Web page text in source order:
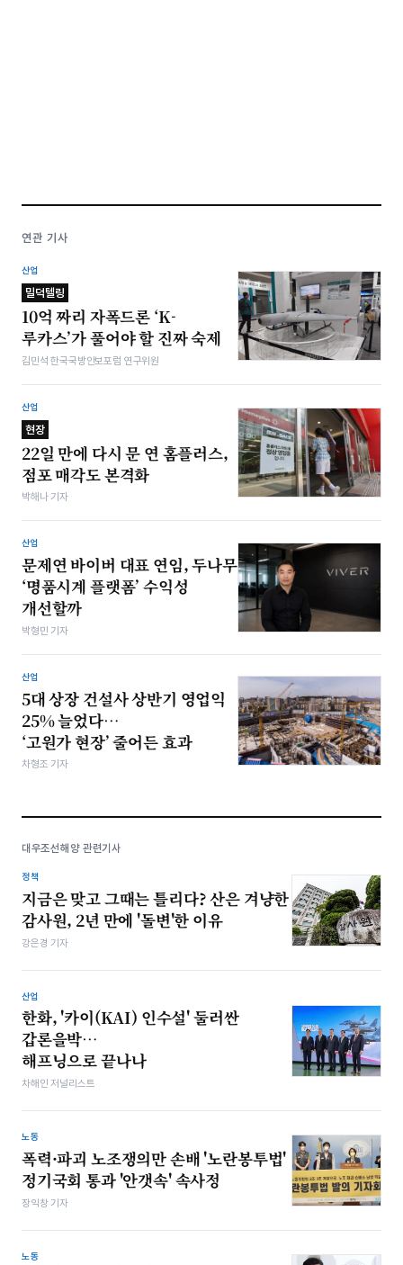
연관 기사
산업
밀덕텔링
10억 짜리 자폭드론 ‘K-
루카스’가 풀어야 할 진짜 숙제
김민석 한국국방안보포럼 연구위원
산업
현장
22일 만에 다시 문 연 홈플러스,
점포 매각도 본격화
박해나 기자
산업
문제연 바이버 대표 연임, 두나무
‘명품시계 플랫폼’ 수익성
개선할까
박형민 기자
산업
5대 상장 건설사 상반기 영업익
25% 늘었다…
‘고원가 현장’ 줄어든 효과
차형조 기자
대우조선해양 관련기사
정책
지금은 맞고 그때는 틀리다? 산은 겨냥한
감사원, 2년 만에 '돌변'한 이유
강은경 기자
산업
한화, '카이(KAI) 인수설' 둘러싼
갑론을박…
해프닝으로 끝나나
차해인 저널리스트
노동
폭력·파괴 노조쟁의만 손배 '노란봉투법'
정기국회 통과 '안갯속' 속사정
장익창 기자
노동